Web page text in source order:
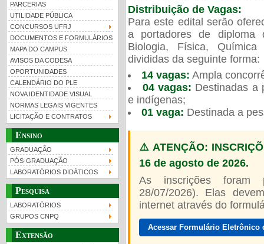
PARCERIAS
UTILIDADE PÚBLICA
CONCURSOS UFRJ
DOCUMENTOS E FORMULÁRIOS
MAPA DO CAMPUS
AVISOS DA CODESA
OPORTUNIDADES
CALENDÁRIO DO PLE
NOVA IDENTIDADE VISUAL
NORMAS LEGAIS VIGENTES
LICITAÇÃO E CONTRATOS
Ensino
GRADUAÇÃO
PÓS-GRADUAÇÃO
LABORATÓRIOS DIDÁTICOS
Pesquisa
LABORATÓRIOS
GRUPOS CNPQ
Extensão
Distribuição de Vagas:
Para este edital serão
a portadores de diploma
Biologia, Física,
divididas da seguinte forma:
14 vagas: Ampla
04 vagas: Destinadas a
e indígenas;
01 vaga: Destinada a
⚠️ ATENÇÃO:
16 de agosto de 2026.
As inscrições foram
28/07/2026). Elas
internet através do
Acessar Formulário
UFRJ 100 anos